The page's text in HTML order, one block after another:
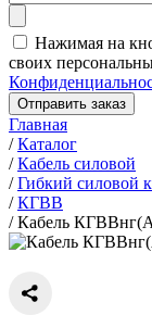
Нажимая на
своих
Отправить заказ
Главная
/Каталог
/Кабель силовой
/Гибкий силовой
/КГВВ
/Кабель